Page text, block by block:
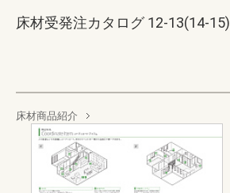
床材受発注カタログ 12-13(14-15)
床材商品紹介